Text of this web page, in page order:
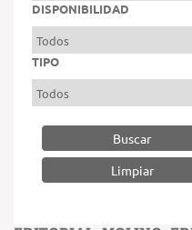
DISPONIBILIDAD
TIPO
Buscar